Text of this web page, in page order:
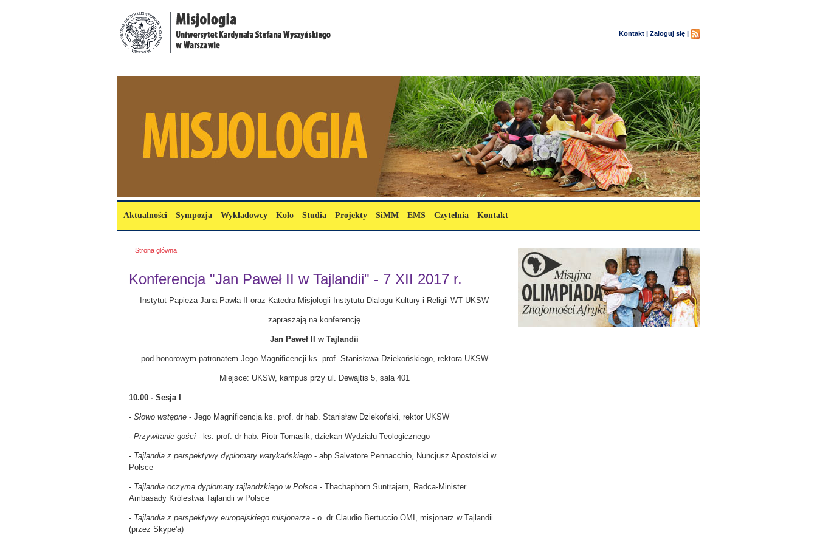
Kontakt | Zaloguj się |
Menu główne
Aktualności Sympozja Wykładowcy Koło Studia Projekty SiMM EMS Czytelnia Kontakt
Jesteś tutaj
Strona główna
Konferencja "Jan Paweł II w Tajlandii" - 7 XII 2017 r.
Instytut Papieża Jana Pawła II oraz Katedra Misjologii Instytutu Dialogu Kultury i Religii WT UKSW
zapraszają na konferencję
Jan Paweł II w Tajlandii
pod honorowym patronatem Jego Magnificencji ks. prof. Stanisława Dziekońskiego, rektora UKSW
Miejsce: UKSW, kampus przy ul. Dewajtis 5, sala 401
10.00 - Sesja I
- Słowo wstępne - Jego Magnificencja ks. prof. dr hab. Stanisław Dziekoński, rektor UKSW
- Przywitanie gości - ks. prof. dr hab. Piotr Tomasik, dziekan Wydziału Teologicznego
- Tajlandia z perspektywy dyplomaty watykańskiego - abp Salvatore Pennacchio, Nuncjusz Apostolski w
Polsce
- Tajlandia oczyma dyplomaty tajlandzkiego w Polsce - Thachaphorn Suntrajarn, Radca-Minister
Ambasady Królestwa Tajlandii w Polsce
- Tajlandia z perspektywy europejskiego misjonarza - o. dr Claudio Bertuccio OMI, misjonarz w Tajlandii
(przez Skype'a)